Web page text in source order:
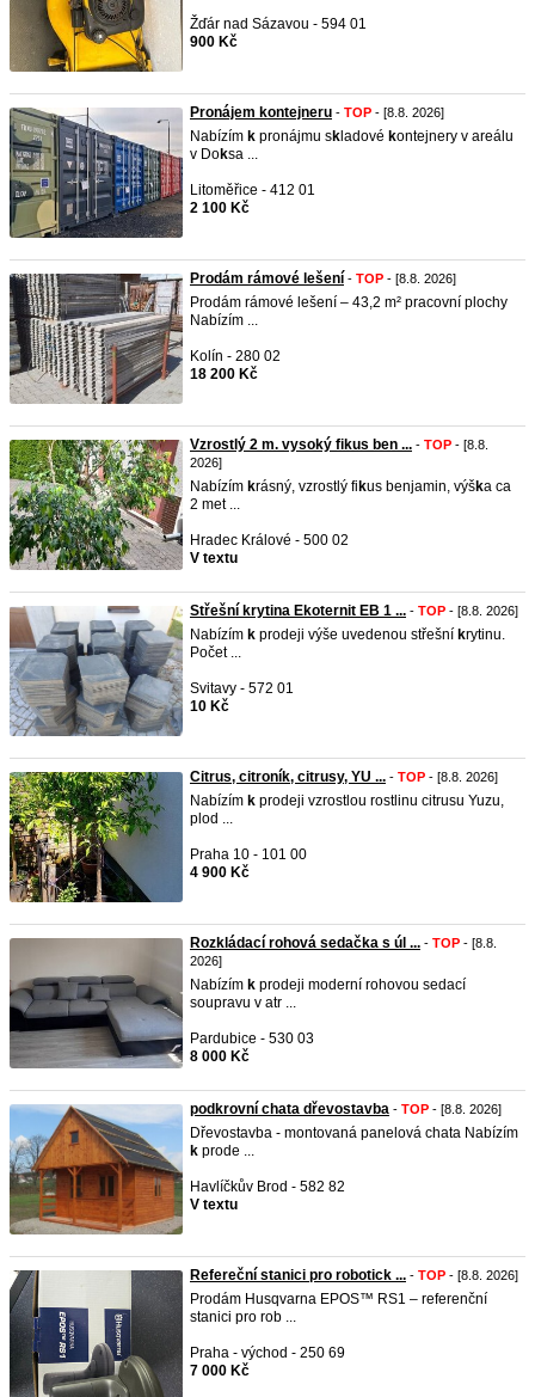
Žďár nad Sázavou - 594 01
900 Kč
Pronájem kontejneru - TOP - [8.8. 2026]
Nabízím k pronájmu sk ladové kontejnery v areálu
v Doksa ...
Litoměřice - 412 01
2 100 Kč
Prodám rámové lešení - TOP - [8.8. 2026]
Prodám rámové lešení – 43,2 m² pracovní plochy
Nabízím ...
Kolín - 280 02
18 200 Kč
Vzrostlý 2 m. vysoký fikus ben ... - TOP - [8.8.
2026]
Nabízím krásný, vzrostlý fi kus benjamin, výška ca
2 met ...
Hradec Králové - 500 02
V textu
Střešní krytina Ekoternit EB 1 ... - TOP - [8.8. 2026]
Nabízím k prodeji výše uvedenou střešní krytinu.
Počet ...
Svitavy - 572 01
10 Kč
Citrus, citroník, citrusy, YU ... - TOP - [8.8. 2026]
Nabízím k prodeji vzrostlou rostlinu citrusu Yuzu,
plod ...
Praha 10 - 101 00
4 900 Kč
Rozkládací rohová sedačka s úl ... - TOP - [8.8.
2026]
Nabízím k prodeji moderní rohovou sedací
soupravu v atr ...
Pardubice - 530 03
8 000 Kč
podkrovní chata dřevostavba - TOP - [8.8. 2026]
Dřevostavba - montovaná panelová chata Nabízím
k prode ...
Havlíčkův Brod - 582 82
V textu
Refereční stanici pro robotick ... - TOP - [8.8. 2026]
Prodám Husqvarna EPOS™ RS1 – referenční
stanici pro rob ...
Praha - východ - 250 69
7 000 Kč